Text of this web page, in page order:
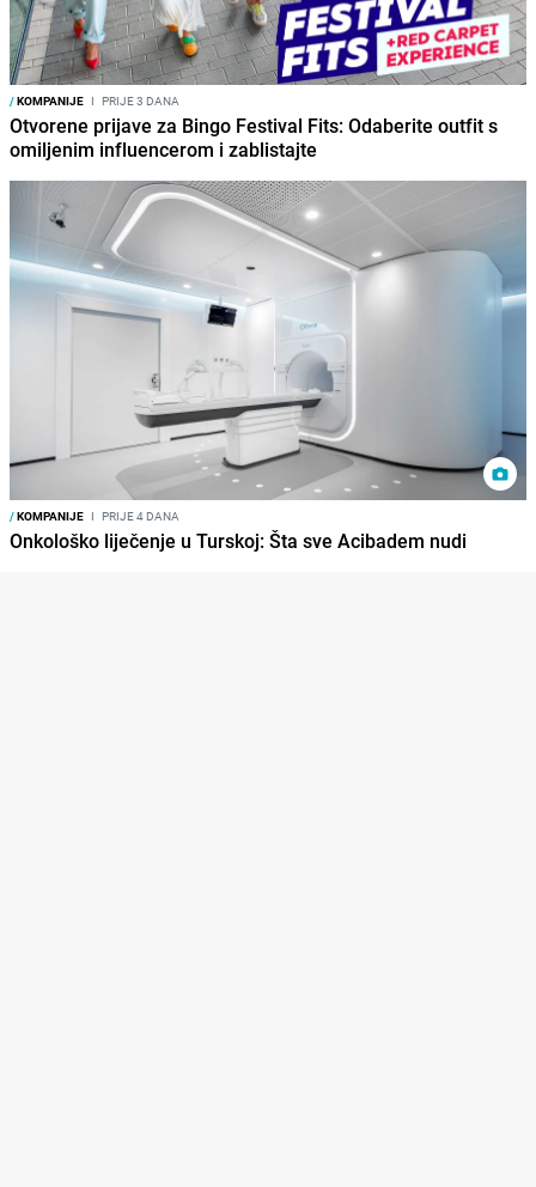
/KOMPANIJE I PRIJE 3 DANA
Otvorene prijave za Bingo Festival Fits: Odaberite outfit s
omiljenim influencerom i zablistajte
/KOMPANIJE I PRIJE 4 DANA
Onkološko liječenje u Turskoj: Šta sve Acibadem nudi